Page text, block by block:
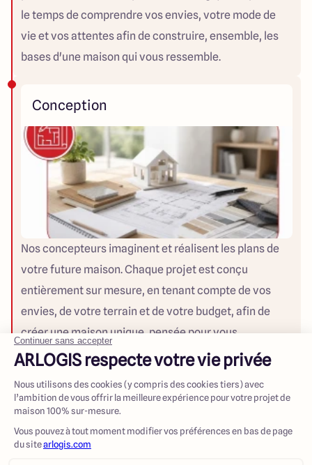
le temps de comprendre vos envies, votre mode de
vie et vos attentes afin de construire, ensemble, les
bases d'une maison qui vous ressemble.
Conception
Nos concepteurs imaginent et réalisent les plans de
votre future maison. Chaque projet est conçu
entièrement sur mesure, en tenant compte de vos
envies, de votre terrain et de votre budget, afin de
créer une maison unique, pensée pour vous.
Permis de construire